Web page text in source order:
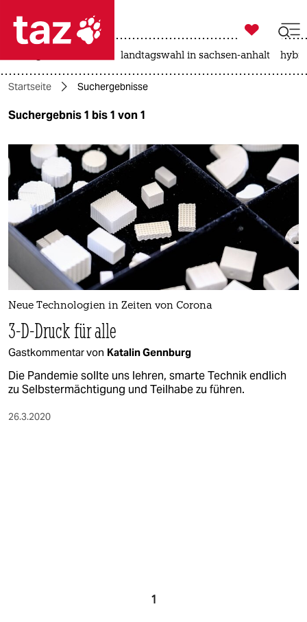
 taz zahl ich
taz zahl ich
themen
politik
öko
gesellschaft
kultur
sport
berlin
nord
wahrheit

taz zahl ich
landtagswahl in sachsen-anhalt
Startseite Suchergebnisse
Suchergebnis 1 bis 1 von 1
Neue Technologien in Zeiten von Corona
3-D-Druck für alle
Gastkommentar von Katalin Gennburg
Die Pandemie sollte uns lehren, smarte Technik endlich
zu Selbstermächtigung und Teilhabe zu führen.
26.3.2020
1